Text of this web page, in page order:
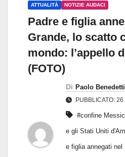
ATTUALITÀ NOTIZIE AUDACI
Padre e figlia
Grande, lo scatto
mondo: l’appello
(FOTO)
Di Paolo Benedetti
PUBBLICATO:
#confine
e gli Stati Uniti
e figlia annegati nel